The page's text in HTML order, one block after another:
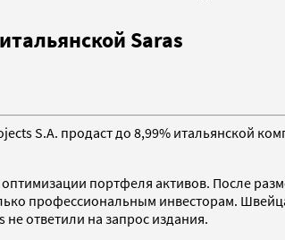
Saras
S.A. продаст до 8,99% итальянской
портфеля активов. После
профессиональным инвесторам.
не ответили на запрос издания.